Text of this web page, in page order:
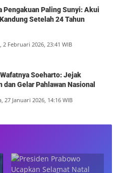
Pengakuan Paling Sunyi: Akui
Setelah 24 Tahun
2 Februari 2026, 23:41 WIB
Soeharto: Jejak
dan Gelar Pahlawan Nasional
27 Januari 2026, 14:16 WIB